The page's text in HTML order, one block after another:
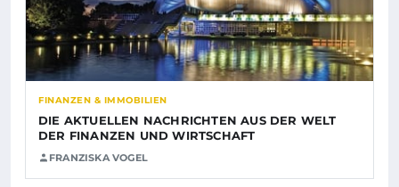
FINANZEN & IMMOBILIEN
DIE AKTUELLEN NACHRICHTEN AUS DER WELT
DER FINANZEN UND WIRTSCHAFT
FRANZISKA VOGEL